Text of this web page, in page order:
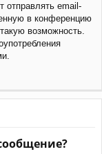
отправлять email-
в конференцию
возможность.